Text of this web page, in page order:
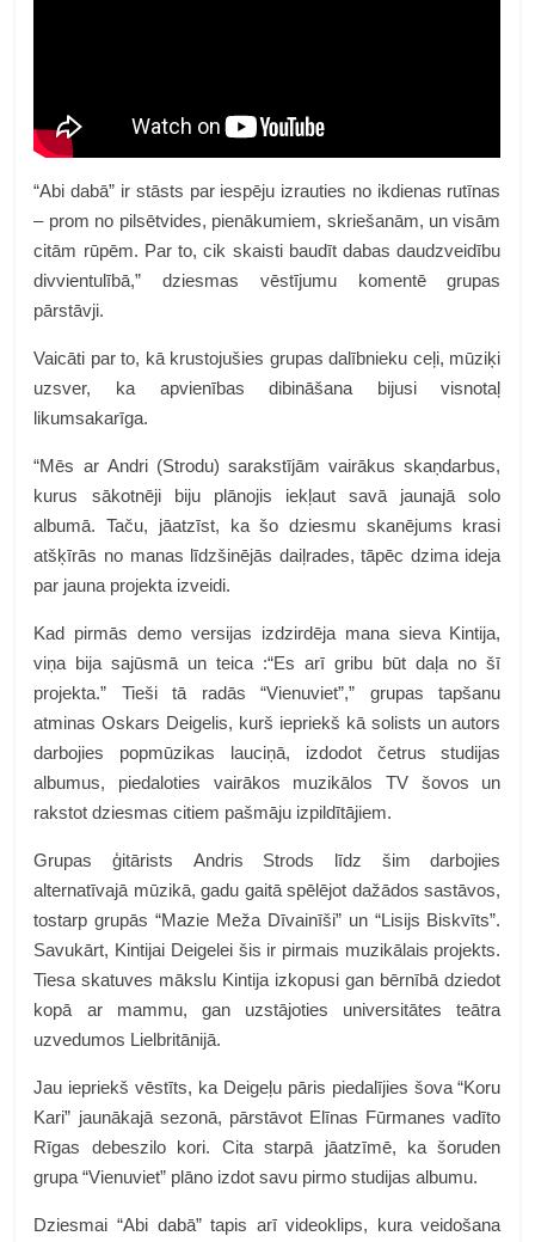
“Abi dabā” ir stāsts par iespēju izrauties no ikdienas rutīnas
– prom no pilsētvides, pienākumiem, skriešanām, un visām
citām rūpēm. Par to, cik skaisti baudīt dabas daudzveidību
divvientulībā,” dziesmas vēstījumu komentē grupas
pārstāvji.
Vaicāti par to, kā krustojušies grupas dalībnieku ceļi, mūziķi
uzsver, ka apvienības dibināšana bijusi visnotaļ
likumsakarīga.
“Mēs ar Andri (Strodu) sarakstījām vairākus skaņdarbus,
kurus sākotnēji biju plānojis iekļaut savā jaunajā solo
albumā. Taču, jāatzīst, ka šo dziesmu skanējums krasi
atšķīrās no manas līdzšinējās daiļrades, tāpēc dzima ideja
par jauna projekta izveidi.
Kad pirmās demo versijas izdzirdēja mana sieva Kintija,
viņa bija sajūsmā un teica :“Es arī gribu būt daļa no šī
projekta.” Tieši tā radās “Vienuviet”,” grupas tapšanu
atminas Oskars Deigelis, kurš iepriekš kā solists un autors
darbojies popmūzikas lauciņā, izdodot četrus studijas
albumus, piedaloties vairākos muzikālos TV šovos un
rakstot dziesmas citiem pašmāju izpildītājiem.
Grupas ģitārists Andris Strods līdz šim darbojies
alternatīvajā mūzikā, gadu gaitā spēlējot dažādos sastāvos,
tostarp grupās “Mazie Meža Dīvainīši” un “Lisijs Biskvīts”.
Savukārt, Kintijai Deigelei šis ir pirmais muzikālais projekts.
Tiesa skatuves mākslu Kintija izkopusi gan bērnībā dziedot
kopā ar mammu, gan uzstājoties universitātes teātra
uzvedumos Lielbritānijā.
Jau iepriekš vēstīts, ka Deigeļu pāris piedalījies šova “Koru
Kari” jaunākajā sezonā, pārstāvot Elīnas Fūrmanes vadīto
Rīgas debeszilo kori. Cita starpā jāatzīmē, ka šoruden
grupa “Vienuviet” plāno izdot savu pirmo studijas albumu.
Dziesmai “Abi dabā” tapis arī videoklips, kura veidošana